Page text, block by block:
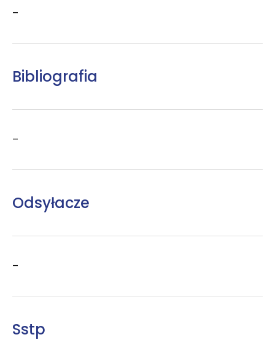
–
Bibliografia
–
Odsyłacze
–
Sstp